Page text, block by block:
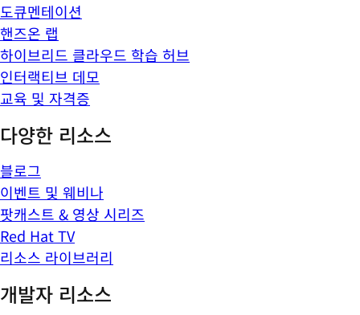
도큐멘테이션
핸즈온 랩
하이브리드 클라우드 학습 허브
인터랙티브 데모
교육 및 자격증
다양한 리소스
블로그
이벤트 및 웨비나
팟캐스트 & 영상 시리즈
Red Hat TV
리소스 라이브러리
개발자 리소스